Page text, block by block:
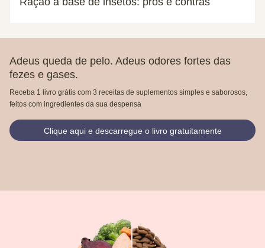
Adeus queda de pelo. Adeus odores fortes das
fezes e gases.
Receba 1 livro grátis com 3 receitas de suplementos simples e saborosos,
feitos com ingredientes da sua despensa
Clique aqui e descarregue o livro gratuitamente